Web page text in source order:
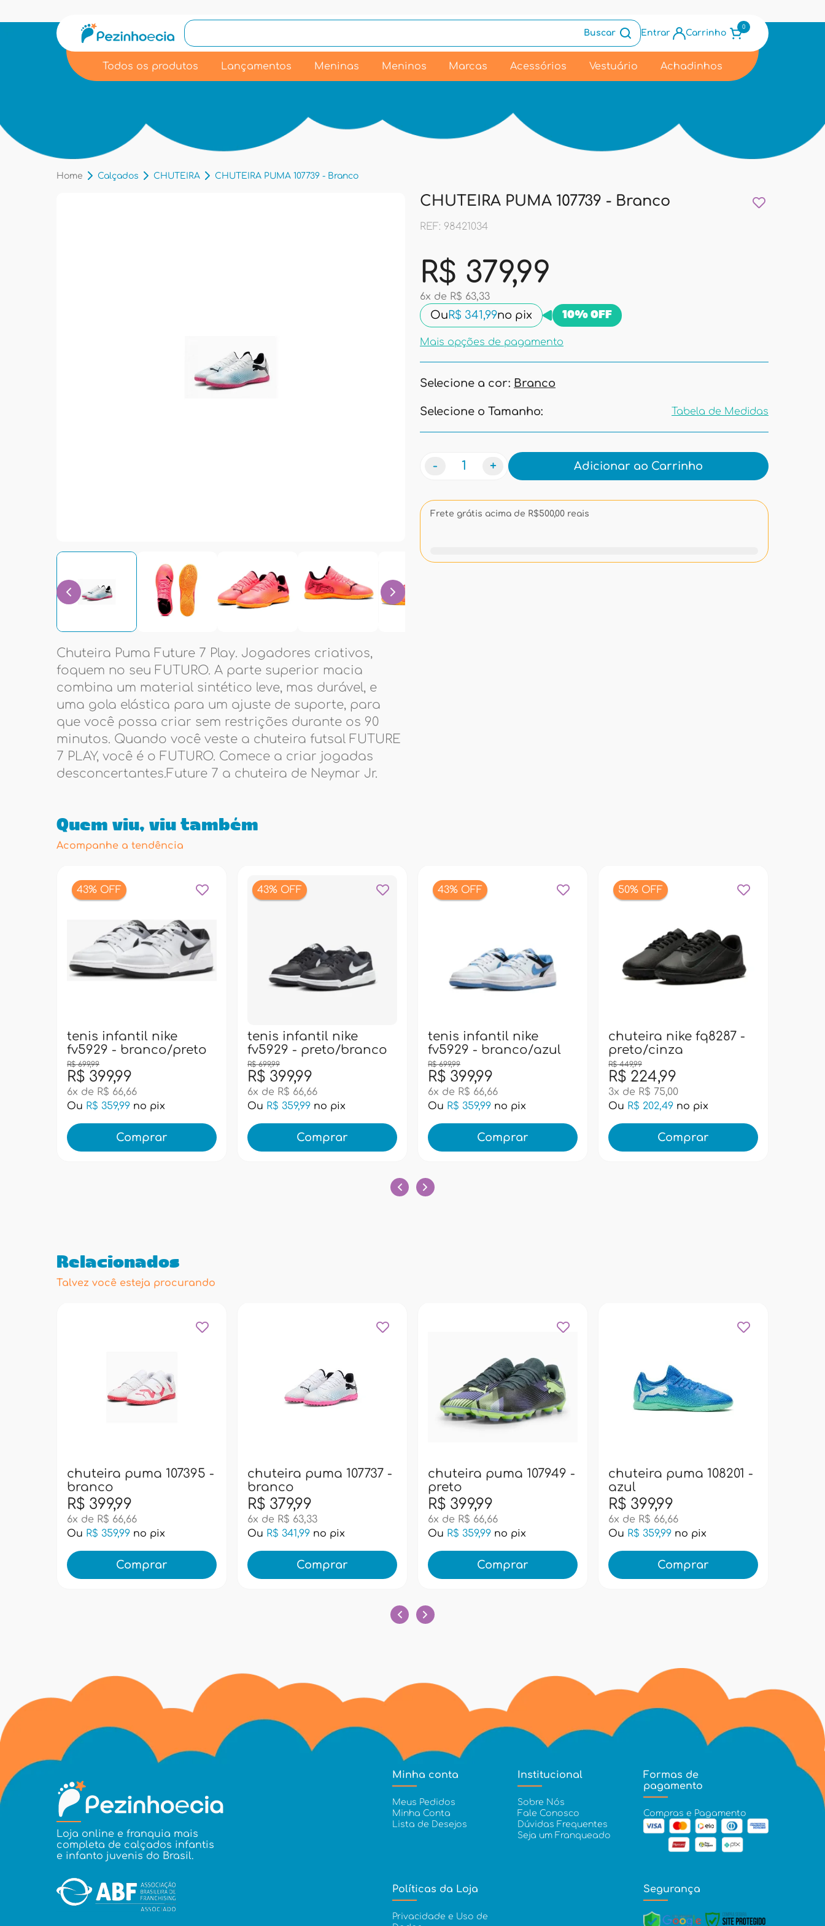
Buscar Entrar Carrinho
0
Todos os produtos Lançamentos Meninas Meninos Marcas Acessórios Vestuário Achadinhos
Home Calçados CHUTEIRA CHUTEIRA PUMA 107739 - Branco
Chuteira Puma Future 7 Play. Jogadores criativos,
foquem no seu FUTURO. A parte superior macia
combina um material sintético leve, mas durável, e
uma gola elástica para um ajuste de suporte, para
que você possa criar sem restrições durante os 90
minutos. Quando você veste a chuteira futsal FUTURE
7 PLAY, você é o FUTURO. Comece a criar jogadas
desconcertantes.Future 7 a chuteira de Neymar Jr.
CHUTEIRA PUMA 107739 - Branco
REF: 98421034
R$ 379,99
6x de R$ 63,33
Ou R$ 341,99no pix 10% OFF
Mais opções de pagamento
Selecione a cor: Branco
Selecione o Tamanho: Tabela de Medidas
Medidas
- + Adicionar ao Carrinho
Frete grátis acima de R$500,00 reais
Quem viu, viu também
Acompanhe a tendência
43% OFF
tenis infantil nike
fv5929 - branco/preto
R$ 399,99
R$ 699,99
6x de R$ 66,66
Ou R$ 359,99 no pix
Comprar
43% OFF
tenis infantil nike
fv5929 - preto/branco
R$ 399,99
R$ 699,99
6x de R$ 66,66
Ou R$ 359,99 no pix
Comprar
43% OFF
tenis infantil nike
fv5929 - branco/azul
R$ 399,99
R$ 699,99
6x de R$ 66,66
Ou R$ 359,99 no pix
Comprar
50% OFF
chuteira nike fq8287 -
preto/cinza
R$ 224,99
R$ 449,99
3x de R$ 75,00
Ou R$ 202,49 no pix
Comprar
Relacionados
Talvez você esteja procurando
chuteira puma 107395 -
branco
R$ 399,99
6x de R$ 66,66
Ou R$ 359,99 no pix
Comprar
chuteira puma 107737 -
branco
R$ 379,99
6x de R$ 63,33
Ou R$ 341,99 no pix
Comprar
chuteira puma 107949 -
preto
R$ 399,99
6x de R$ 66,66
Ou R$ 359,99 no pix
Comprar
chuteira puma 108201 -
azul
R$ 399,99
6x de R$ 66,66
Ou R$ 359,99 no pix
Comprar
Loja online e franquia mais
completa de calçados infantis
e infanto juvenis do Brasil.
Minha conta
Meus Pedidos
Minha Conta
Lista de Desejos
Institucional
Sobre Nós
Fale Conosco
Dúvidas Frequentes
Seja um Franqueado
Formas de
pagamento
Compras e Pagamento
Políticas da Loja
Privacidade e Uso de
Segurança